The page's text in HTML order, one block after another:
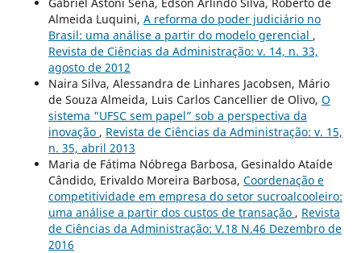
Almeida Luquini, A reforma do poder judiciário no
Brasil: uma análise a partir do modelo gerencial ,
Revista de Ciências da Administração: v. 14, n. 33,
agosto de 2012
Naira Silva, Alessandra de Linhares Jacobsen, Mário
de Souza Almeida, Luis Carlos Cancellier de Olivo, O
sistema "UFSC sem papel” sob a perspectiva da
inovação , Revista de Ciências da Administração: v. 15,
n. 35, abril 2013
Maria de Fátima Nóbrega Barbosa, Gesinaldo Ataíde
Cândido, Erivaldo Moreira Barbosa, Coordenação e
competitividade em empresa do setor sucroalcooleiro:
uma análise a partir dos custos de transação , Revista
de Ciências da Administração: V.18 N.46 Dezembro de
2016